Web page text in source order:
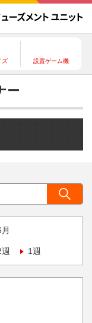
ズ 設置ゲーム機
ー
週 1週